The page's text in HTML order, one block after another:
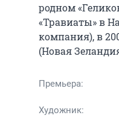
родном
«Травиаты» в
компания), в
(Новая
Премьера:
Художник: